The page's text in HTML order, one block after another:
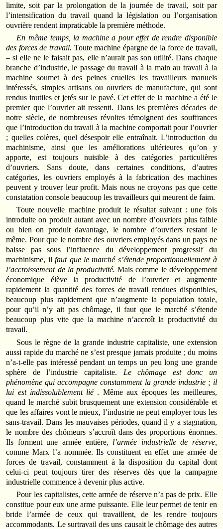
limite, soit par la prolongation de la journée de travail, soit par
l’intensification du travail quand la législation ou l’organisation
ouvrière rendent impraticable la première méthode.
En même temps, la machine a pour effet de rendre disponible
des forces de travail. Toute machine épargne de la force de travail,
– si elle ne le faisait pas, elle n’aurait pas son utilité. Dans chaque
branche d’industrie, le passage du travail à la main au travail à la
machine soumet à des peines cruelles les travailleurs manuels
intéressés, simples artisans ou ouvriers de manufacture, qui sont
rendus inutiles et jetés sur le pavé. Cet effet de la machine a été le
premier que l’ouvrier ait ressenti. Dans les premières décades de
notre siècle, de nombreuses révoltes témoignent des souffrances
que l’introduction du travail à la machine comportait pour l’ouvrier
; quelles colères, quel désespoir elle entraînait. L’introduction du
machinisme, ainsi que les améliorations ultérieures qu’on y
apporte, est toujours nuisible à des catégories particulières
d’ouvriers. Sans doute, dans certaines conditions, d’autres
catégories, les ouvriers employés à la fabrication des machines
peuvent y trouver leur profit. Mais nous ne croyons pas que cette
constatation console beaucoup les travailleurs qui meurent de faim.
Toute nouvelle machine produit le résultat suivant : une fois
introduite on produit autant avec un nombre d’ouvriers plus faible
ou bien on produit davantage, le nombre d’ouvriers restant le
même. Pour que le nombre des ouvriers employés dans un pays ne
baisse pas sous l’influence du développement progressif du
machinisme, ilfaut que le marché s’étende proportionnellement à
l’accroissement de la productivité.Mais comme le développement
économique élève la productivité de l’ouvrier et augmente
rapidement la quantité des forces de travail rendues disponibles,
beaucoup plus rapidement que n’augmente la population totale,
pour qu’il n’y ait pas chômage, il faut que le marché s’étende
beaucoup plus vite que la machine n’accroît la productivité du
travail.
Sous le règne de la grande industrie capitaliste, une extension
aussi rapide du marché ne s’est presque jamais produite ; du moins
n’a-t-elle pas intéressé pendant un temps un peu long une grande
sphère de l’industrie capitaliste. Le chômage est donc un
phénomène qui accompagne constamment la grande industrie ; il
lui est indissolublement lié. Même aux époques les meilleures,
quand le marché subit brusquement une extension considérable et
que les affaires vont le mieux, l’industrie ne peut employer tous les
sans-travail. Dans les mauvaises périodes, quand il y a stagnation,
le nombre des chômeurs s’accroît dans des proportions énormes.
Ils forment une armée entière, l’armée industrielle de réserve,
comme Marx l’a nommée. Ils constituent en effet une armée de
forces de travail, constamment à la disposition du capital dont
celui-ci peut toujours tirer des réserves dès que la campagne
industrielle commence à devenir plus active.
Pour les capitalistes, cette armée de réserve n’a pas de prix. Elle
constitue pour eux une arme puissante. Elle leur permet de tenir en
bride l’armée de ceux qui travaillent, de les rendre toujours
accommodants. Le surtravail des uns causait le chômage des autres